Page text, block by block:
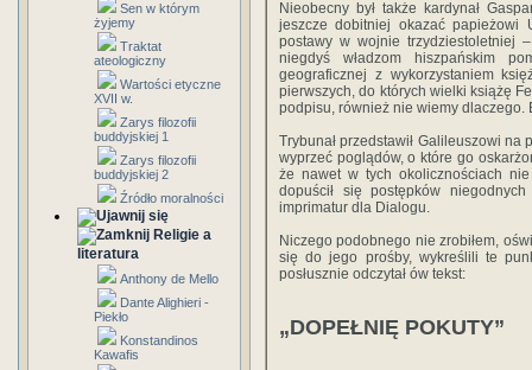
Sen w którym
żyjemy
Traktat
ateologiczny
Wartości etyczne
XVII w.
Zarys filozofii
buddyjskiej 1
Zarys filozofii
buddyjskiej 2
Źródło moralności
Religie a
literatura
Anthony de Mello
Dante Alighieri -
Piekło
Konstandinos
Kawafis
Nieobecny był także kardynał
jeszcze dobitniej okazać papieżowi
postawy w wojnie trzydziestoletniej
niegdyś władzom hiszpańskim
geograficznej z wykorzystaniem
pierwszych, do których wielki książę
podpisu, również nie wiemy dlaczego.
Trybunał przedstawił Galileuszowi
wyprzeć poglądów, o które go
że nawet w tych okolicznościach
dopuścił się postępków
imprimatur dla Dialogu.
Niczego podobnego nie zrobiłem,
się do jego prośby, wykreślili te
posłusznie odczytał ów tekst:
„DOPEŁNIĘ POKUTY”